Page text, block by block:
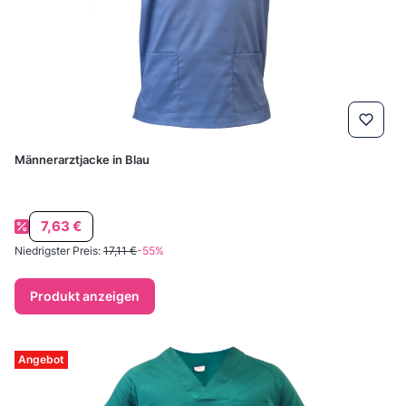
Männerarztjacke in Blau
Aktionspreis
7,63 €
Niedrigster Preis: 17,11 €-55%
Produkt anzeigen
Angebot